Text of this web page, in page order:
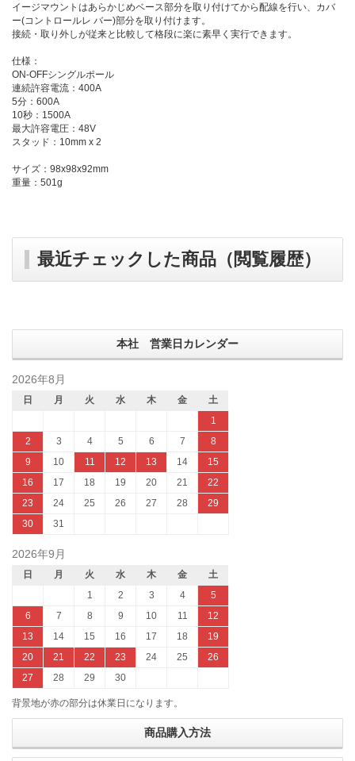
イージマウントはあらかじめベース部分を取り付けてから配線を行い、カバ
ー(コントロールレ バー)部分を取り付けます。
接続・取り外しが従来と比較して格段に楽に素早く実行できます。
仕様：
ON-OFFシングルポール
連続許容電流：400A
5分：600A
10秒：1500A
最大許容電圧：48V
スタッド：10mm x 2
サイズ：98x98x92mm
重量：501g
最近チェックした商品（閲覧履歴）
本社 営業日カレンダー
2026年8月
日 月 火 水 木 金
土
1
2
3 4 5 6 7
8
9
10 11 12 13 14
15
16
17 18 19 20 21
22
23
24 25 26 27 28
29
30
31
2026年9月
日 月 火 水 木 金
土
1
2 3 4
5
6
7 8 9 10 11
12
13
14 15 16 17 18
19
20
21 22 23 24 25
26
27
28 29 30
背景地が赤の部分は休業日になります。
商品購入方法